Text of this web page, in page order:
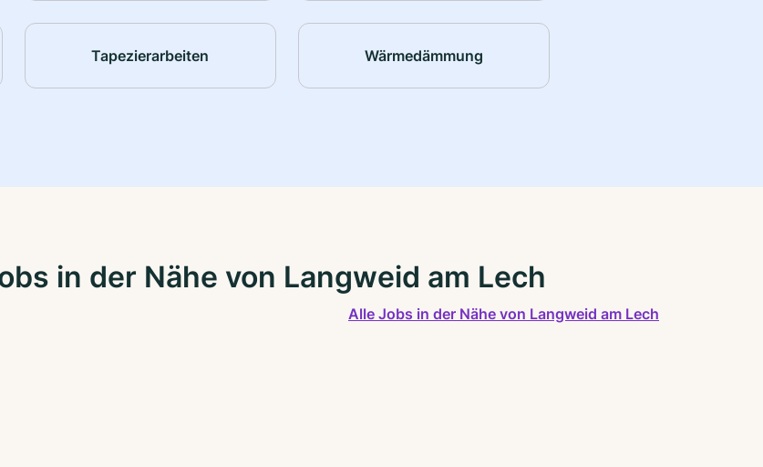
Tapezierarbeiten Wärmedämmung
in der Nähe von Langweid am Lech
Alle Jobs in der Nähe von Langweid am Lech